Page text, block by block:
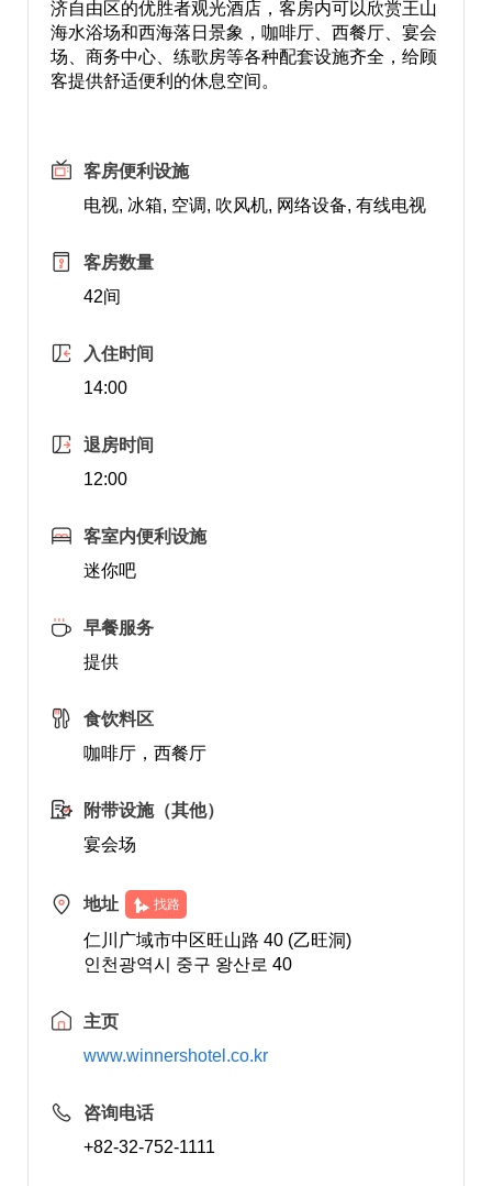
济自由区的优胜者观光酒店，客房内可以欣赏王山
海水浴场和西海落日景象，咖啡厅、西餐厅、宴会
场、商务中心、练歌房等各种配套设施齐全，给顾
客提供舒适便利的休息空间。
客房便利设施
电视, 冰箱, 空调, 吹风机, 网络设备, 有线电视
客房数量
42间
入住时间
14:00
退房时间
12:00
客室内便利设施
迷你吧
早餐服务
提供
食饮料区
咖啡厅，西餐厅
附带设施（其他）
宴会场
地址 找路
仁川广域市中区旺山路 40 (乙旺洞)
인천광역시 중구 왕산로 40
主页
www.winnershotel.co.kr
咨询电话
+82-32-752-1111